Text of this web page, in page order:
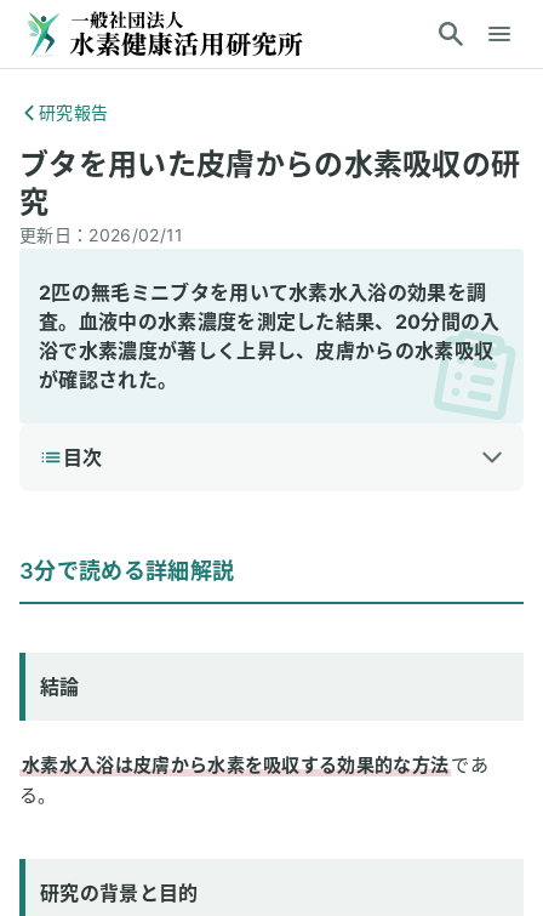
研究報告
ブタを用いた皮膚からの水素吸収の研
究
更新日： 2026/02/11
2匹の無毛ミニブタを用いて水素水入浴の効果を調
査。血液中の水素濃度を測定した結果、20分間の入
浴で水素濃度が著しく上昇し、皮膚からの水素吸収
が確認された。
目次
3分で読める詳細解説
結論
水素水入浴は皮膚から水素を吸収する効果的な方法であ
る。
研究の背景と目的